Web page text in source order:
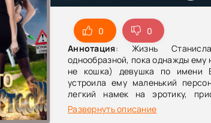
0
0
Аннотация: Жизнь
однообразной, пока однажды ему
не кошка) девушка по имени
устроила ему маленький
легкий намек на эротику,
остальном одна
вымышленные, все герои фантазия
Развернуть описание